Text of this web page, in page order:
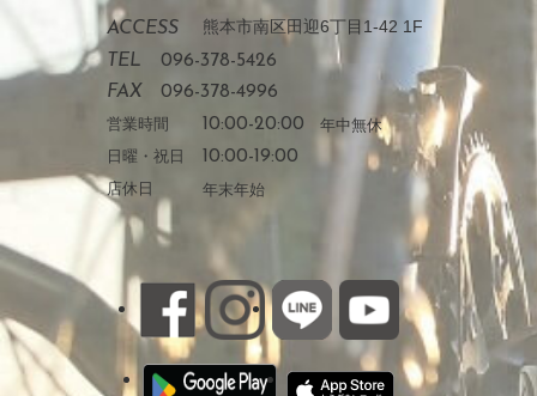
ACCESS 熊本市南区田迎6丁目1-42 1F
TEL
096-378-5426
FAX
096-378-4996
営業時間 10:00-20:00 年中無休
日曜・祝日
10:00-19:00
店休日 年末年始